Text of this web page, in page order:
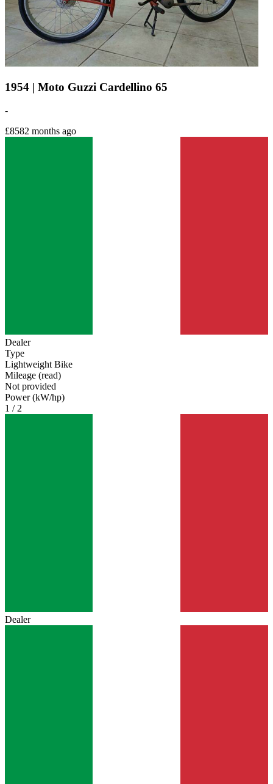
1954 | Moto Guzzi Cardellino 65
-
£8582 months ago
Dealer
Type
Lightweight Bike
Mileage (read)
Not provided
Power (kW/hp)
1 / 2
Dealer